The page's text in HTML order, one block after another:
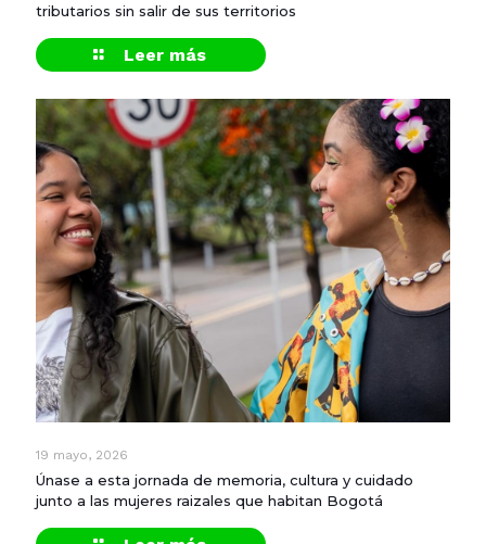
tributarios sin salir de sus territorios
Leer más
19 mayo, 2026
Únase a esta jornada de memoria, cultura y cuidado
junto a las mujeres raizales que habitan Bogotá